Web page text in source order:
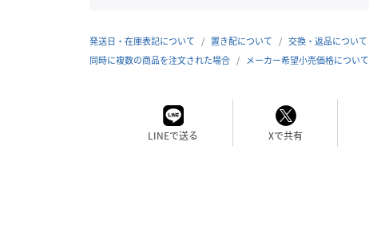
発送日・在庫表記について 置き配について
交換・返品について
同時に複数の商品を注文された場合
メーカー希望小売価格について
LINEで送る Xで共有